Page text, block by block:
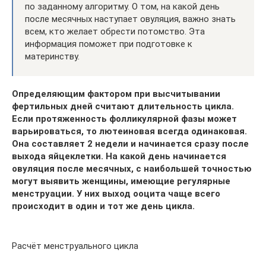
по заданному алгоритму. О том, на какой день
после месячных наступает овуляция, важно знать
всем, кто желает обрести потомство. Эта
информация поможет при подготовке к
материнству.
Определяющим фактором при высчитывании
фертильных дней считают длительность цикла.
Если протяженность фолликулярной фазы может
варьироваться, то лютеиновая всегда одинаковая.
Она составляет 2 недели и начинается сразу после
выхода яйцеклетки. На какой день начинается
овуляция после месячных, с наибольшей точностью
могут выявить женщины, имеющие регулярные
менструации. У них выход ооцита чаще всего
происходит в один и тот же день цикла.
Расчёт менструального цикла